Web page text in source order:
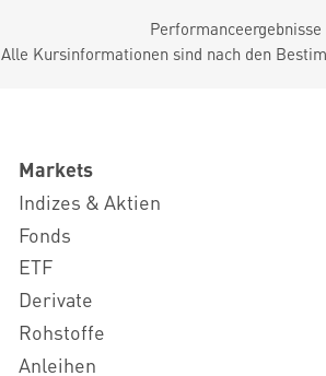
Alle Kursinformationen sind nach den
Markets
Indizes & Aktien
Fonds
ETF
Derivate
Rohstoffe
Anleihen